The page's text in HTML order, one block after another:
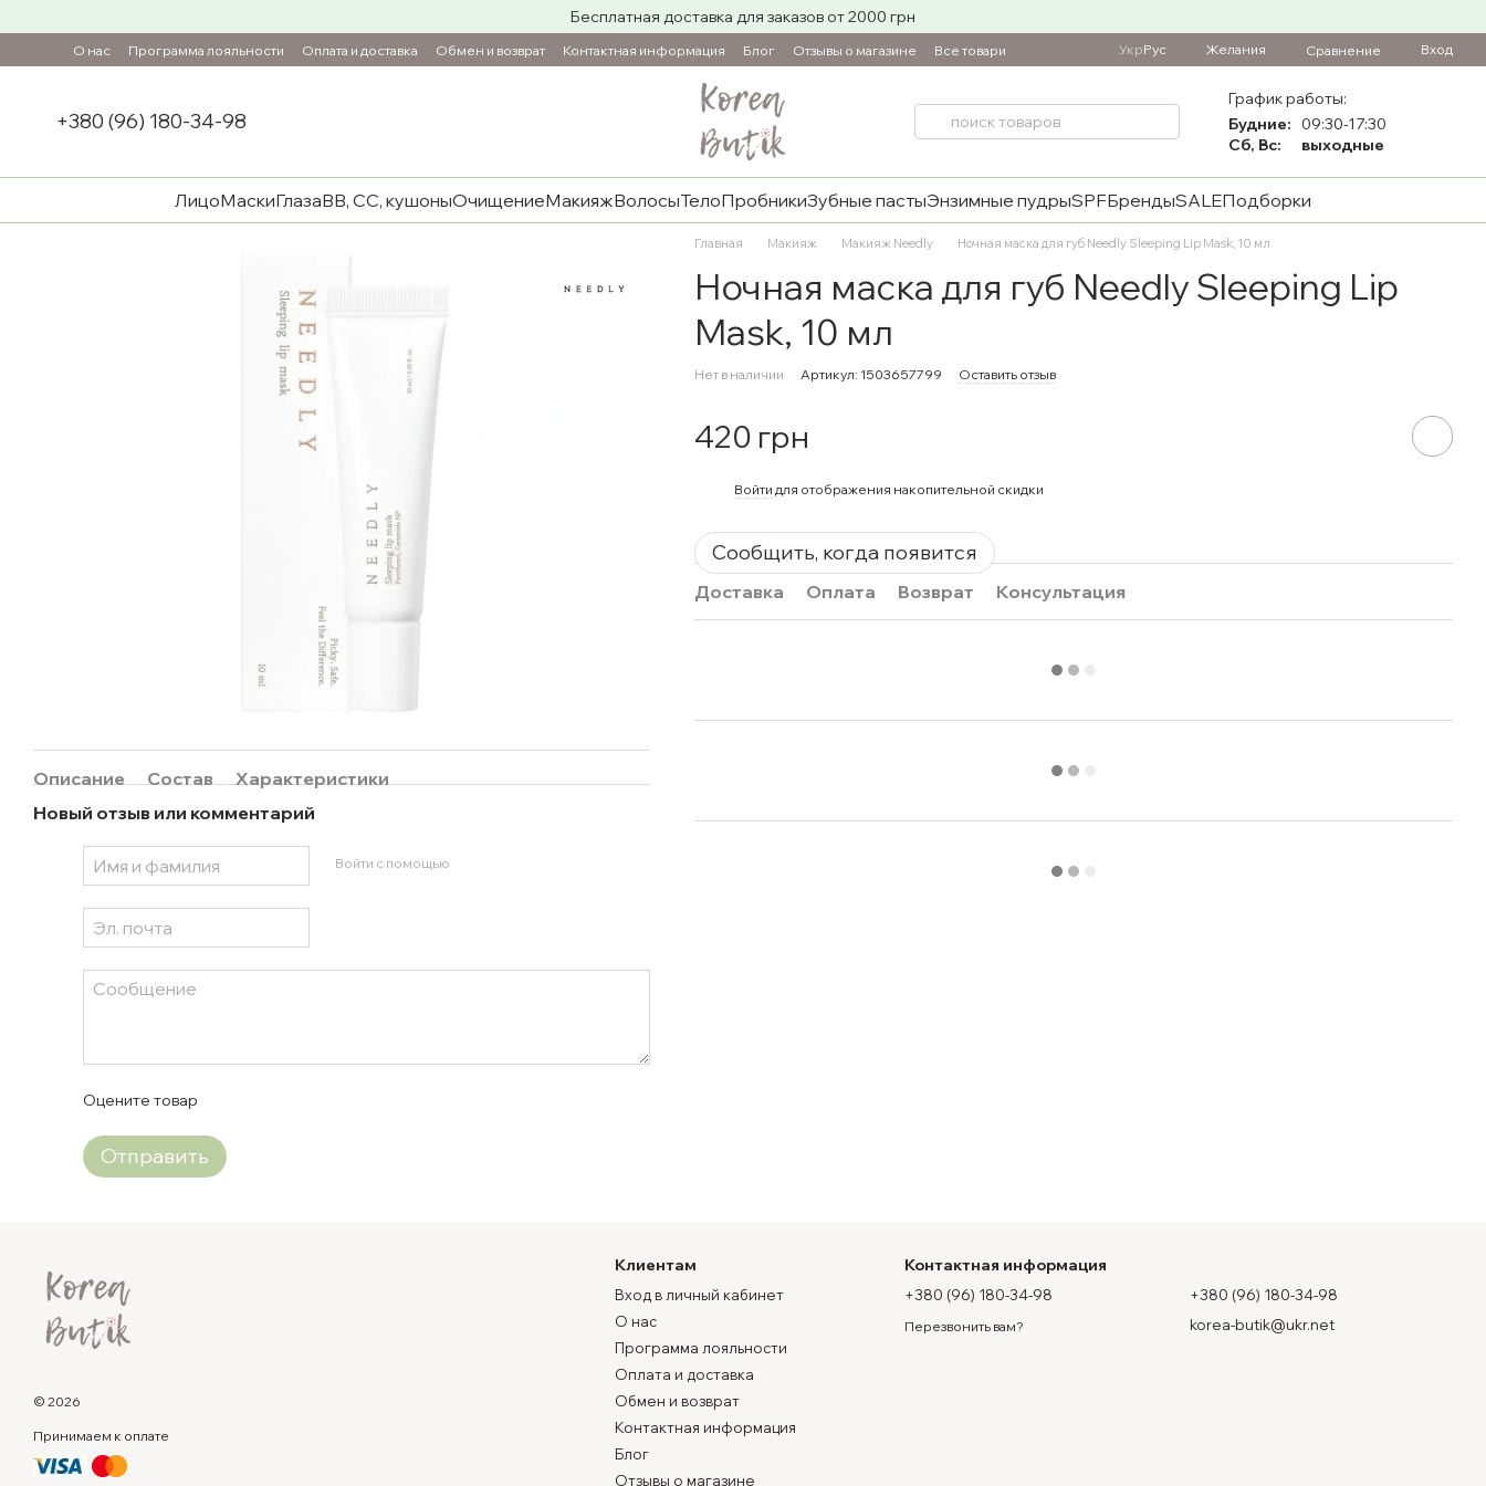
Бесплатная доставка для заказов от 2000 грн
О нас Программа лояльности Оплата и доставка Обмен и возврат Контактная информация Блог Отзывы о магазине Все товари УкрРус Желания Сравнение Вход
+380 (96) 180-34-98
График работы:
Будние: 09:30-17:30
Сб, Вс:
выходные
ЛицоМаскиГлазаВВ, СС, кушоныОчищениеМакияжВолосыТелоПробникиЗубные пастыЭнзимные пудрыSPFБрендыSALEПодборки
Описание Состав
Характеристики
Новый отзыв или комментарий
Войти с помощью
Оцените товар
Отправить
Главная Макияж Макияж Needly Ночная маска для губ Needly Sleeping Lip Mask, 10 мл
Ночная маска для губ Needly Sleeping Lip
Mask, 10 мл
Нет в наличии Артикул: 1503657799 Оставить отзыв
420 грн
Войти для отображения накопительной скидки
Сообщить, когда появится
Доставка Оплата Возврат Консультация
© 2026
Принимаем к оплате
Клиентам
Вход в личный кабинет
О нас
Программа лояльности
Оплата и доставка
Обмен и возврат
Контактная информация
Блог
Отзывы о магазине
Контактная информация
+380 (96) 180-34-98
Перезвонить вам?
+380 (96) 180-34-98
korea-butik@ukr.net